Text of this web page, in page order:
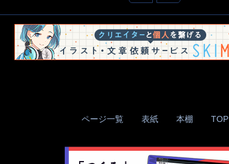
ページ一覧 表紙 本棚 TOP